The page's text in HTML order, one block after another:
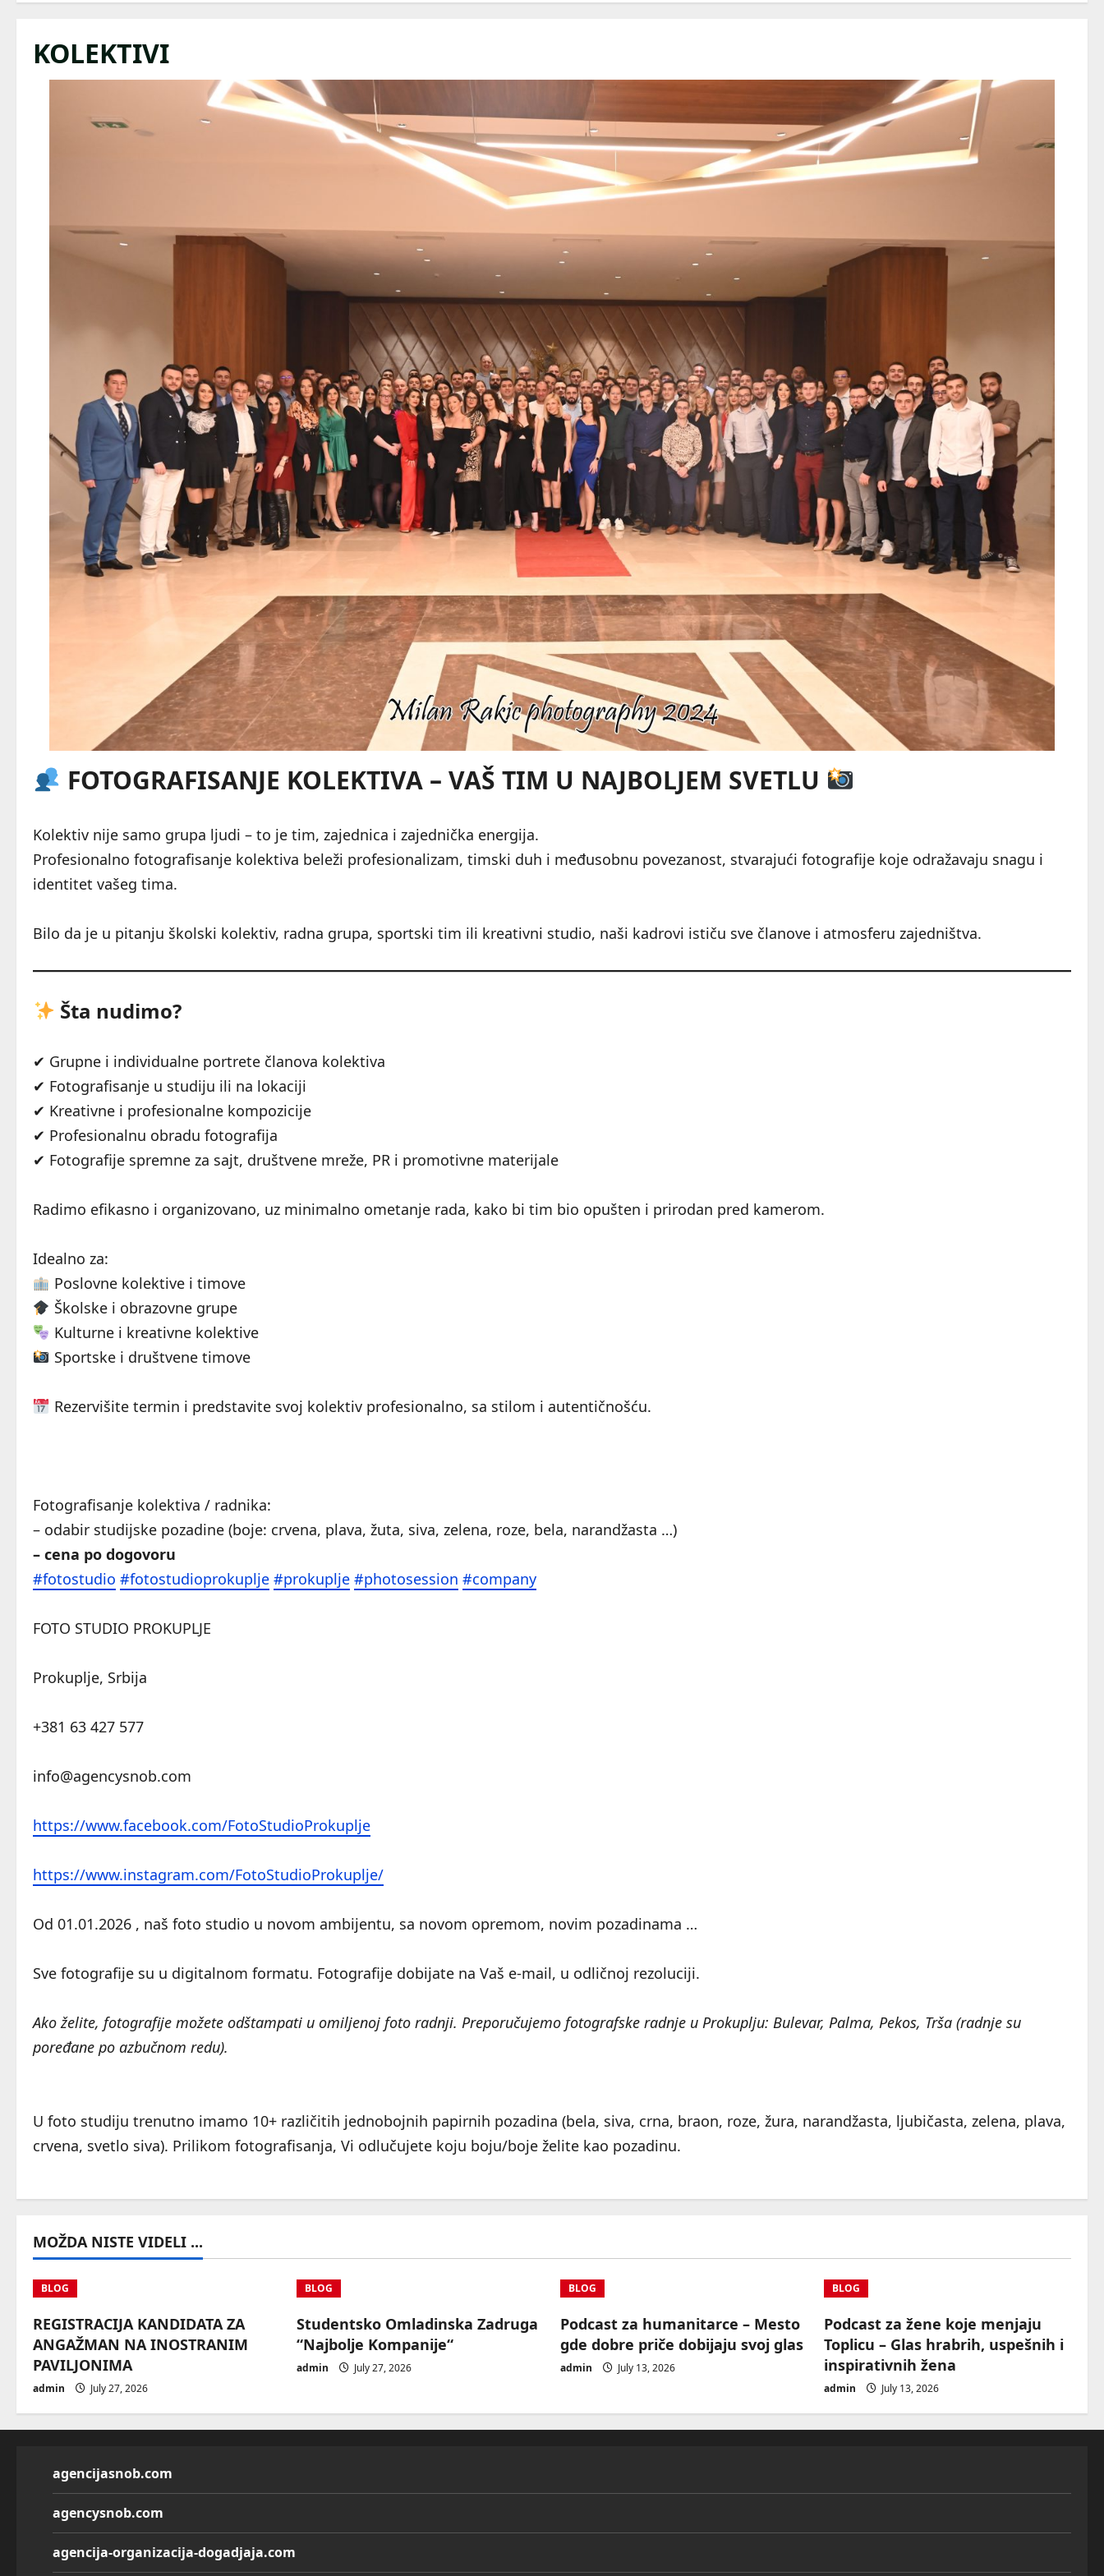
KOLEKTIVI
FOTOGRAFISANJE KOLEKTIVA – VAŠ TIM U NAJBOLJEM SVETLU
Kolektiv nije samo grupa ljudi – to je tim, zajednica i zajednička energija.
Profesionalno fotografisanje kolektiva beleži profesionalizam, timski duh i međusobnu povezanost, stvarajući fotografije koje odražavaju snagu i
identitet vašeg tima.
Bilo da je u pitanju školski kolektiv, radna grupa, sportski tim ili kreativni studio, naši kadrovi ističu sve članove i atmosferu zajedništva.
Šta nudimo?
✔ Grupne i individualne portrete članova kolektiva
✔ Fotografisanje u studiju ili na lokaciji
✔ Kreativne i profesionalne kompozicije
✔ Profesionalnu obradu fotografija
✔ Fotografije spremne za sajt, društvene mreže, PR i promotivne materijale
Radimo efikasno i organizovano, uz minimalno ometanje rada, kako bi tim bio opušten i prirodan pred kamerom.
Idealno za:
Poslovne kolektive i timove
Školske i obrazovne grupe
Kulturne i kreativne kolektive
Sportske i društvene timove
Rezervišite termin i predstavite svoj kolektiv profesionalno, sa stilom i autentičnošću.
Fotografisanje kolektiva / radnika:
– odabir studijske pozadine (boje: crvena, plava, žuta, siva, zelena, roze, bela, narandžasta …)
– cena po dogovoru
#fotostudio #fotostudioprokuplje #prokuplje #photosession #company
FOTO STUDIO PROKUPLJE
Prokuplje, Srbija
+381 63 427 577
info@agencysnob.com
https://www.facebook.com/FotoStudioProkuplje
https://www.instagram.com/FotoStudioProkuplje/
Od 01.01.2026 , naš foto studio u novom ambijentu, sa novom opremom, novim pozadinama …
Sve fotografije su u digitalnom formatu. Fotografije dobijate na Vaš e-mail, u odličnoj rezoluciji.
Ako želite, fotografije možete odštampati u omiljenoj foto radnji. Preporučujemo fotografske radnje u Prokuplju: Bulevar, Palma, Pekos, Trša (radnje su
poređane po azbučnom redu).
U foto studiju trenutno imamo 10+ različitih jednobojnih papirnih pozadina (bela, siva, crna, braon, roze, žura, narandžasta, ljubičasta, zelena, plava,
crvena, svetlo siva). Prilikom fotografisanja, Vi odlučujete koju boju/boje želite kao pozadinu.
MOŽDA NISTE VIDELI ...
BLOG
REGISTRACIJA KANDIDATA ZA
ANGAŽMAN NA INOSTRANIM
PAVILJONIMA
admin July 27, 2026
BLOG
Studentsko Omladinska Zadruga
“Najbolje Kompanije“
admin July 27, 2026
BLOG
Podcast za humanitarce – Mesto
gde dobre priče dobijaju svoj glas
admin July 13, 2026
BLOG
Podcast za žene koje menjaju
Toplicu – Glas hrabrih, uspešnih i
inspirativnih žena
admin July 13, 2026
agencijasnob.com
agencysnob.com
agencija-organizacija-dogadjaja.com